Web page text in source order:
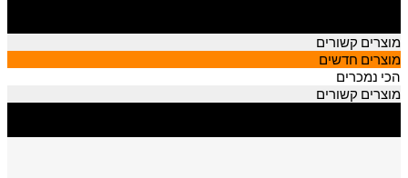
מוצרים קשורים
מוצרים חדשים
הכי נמכרים
מוצרים קשורים